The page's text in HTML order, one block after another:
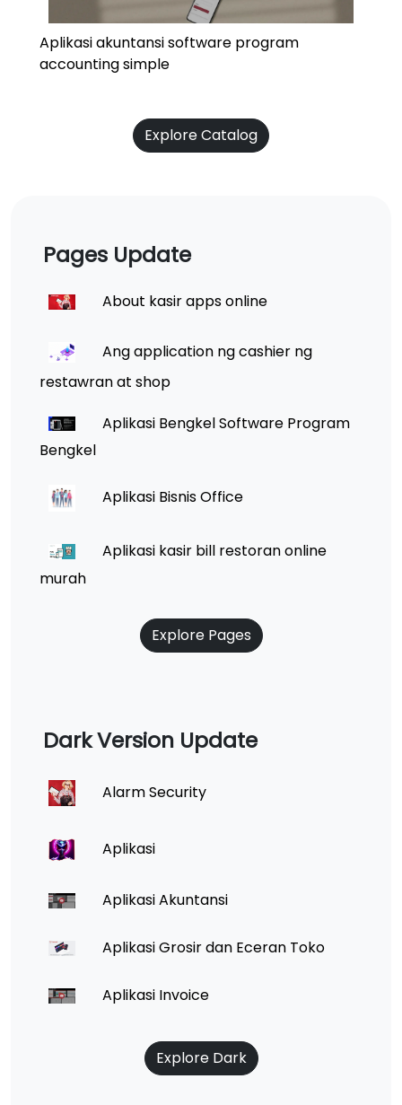
Aplikasi akuntansi software program
accounting simple
Explore Catalog
Pages Update
About kasir apps online
Ang application ng cashier ng
restawran at shop
Aplikasi Bengkel Software Program
Bengkel
Aplikasi Bisnis Office
Aplikasi kasir bill restoran online
murah
Explore Pages
Dark Version Update
Alarm Security
Aplikasi
Aplikasi Akuntansi
Aplikasi Grosir dan Eceran Toko
Aplikasi Invoice
Explore Dark